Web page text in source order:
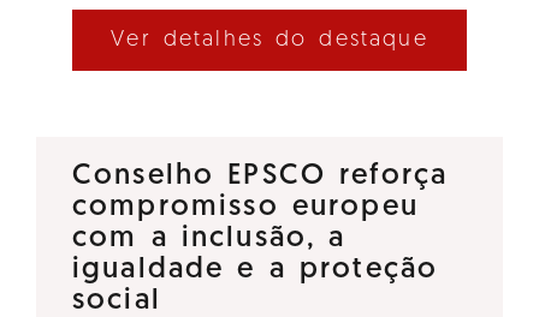
Ver detalhes do destaque
Conselho EPSCO reforça
compromisso europeu
com a inclusão, a
igualdade e a proteção
social